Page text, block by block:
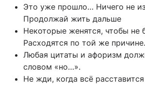
Это уже прошло… Ничего не
Продолжай жить дальше
Некоторые женятся, чтобы не
Расходятся по той же причине.
Любая цитаты и афоризм
словом «но…».
Не жди, когда всё